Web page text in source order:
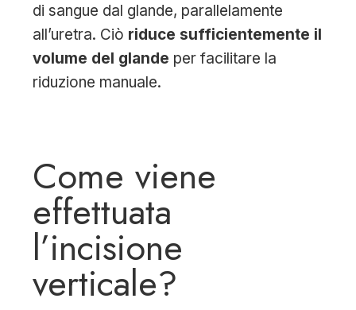
di sangue dal glande, parallelamente
all’uretra. Ciò riduce sufficientemente il
volume del glande per facilitare la
riduzione manuale.
Come viene
effettuata
l’incisione
verticale?